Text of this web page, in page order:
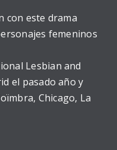
con este drama
femeninos
Lesbian and
el pasado año y
Chicago, La